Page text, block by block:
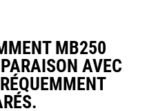
MB250
AVEC